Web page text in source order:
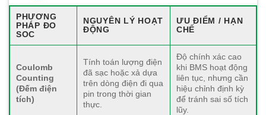
PHƯƠNG
PHÁP ĐO
SOC
NGUYÊN LÝ HOẠT
ĐỘNG
ƯU ĐIỂM / HẠN
CHẾ
Coulomb
Counting
(Đếm điện
tích)
Tính toán lượng điện
đã sạc hoặc xả dựa
trên dòng điện đi qua
pin trong thời gian
thực.
Độ chính xác cao
khi BMS hoạt động
liên tục, nhưng cần
hiệu chỉnh định kỳ
để tránh sai số tích
lũy.